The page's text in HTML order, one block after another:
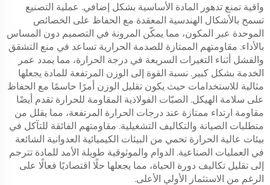
واقية تمنع تدهور المادة الأساسية بشكل إضافي. عملية التصنيع
تسمح بالأشكال الهندسية المعقدة مع الحفاظ على الخصائص
الموحدة عبر المكون، مما يمكّن المرونة في التصميم دون المساس
بالأداء. مقاومتهم الممتازة للصدمة الحرارية تساعد في منع التشقق
والفشل أثناء التغيرات السريعة في درجة الحرارة، مما يمدد عمر
الخدمة بشكل كبير. نسبة القوة إلى الوزن المرتفعة للمادة يجعلها
مثالية للاستخدامات حيث يكون تقليل الوزن أمرًا حاسمًا مع الحفاظ
على سلامة الهيكل. الصبّات الفولاذية المقاومة للحرارة تقدم أيضًا
مقاومة ارتداء ممتازة عند درجات الحرارة المرتفعة، مما يقلل من
متطلبات الصيانة والتكاليف التشغيلية. مقاومتهم الفائقة للتآكل في
بيئات عالية الحرارة تحمي من البيئات الكيميائية العدوانية الشائعة
في العمليات الصناعية. الدوام والموثوقية طويلة الأمد للمادة تترجم
إلى تقليل تكاليف دورة الحياة، مما يجعلها حلًا اقتصاديًا فعالًا على
الرغم من الاستثمار الأولي الأعلى.